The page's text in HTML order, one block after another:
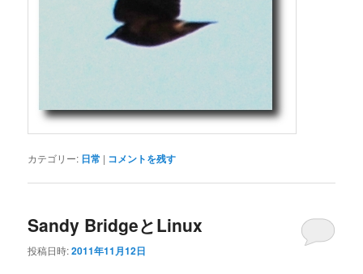
カテゴリー: 日常 | コメントを残す
Sandy BridgeとLinux
投稿日時:2011年11月12日